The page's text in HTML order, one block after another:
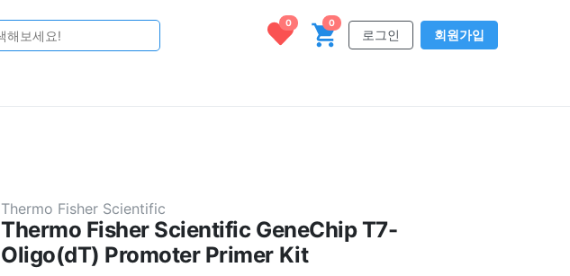
0 0
로그인 회원가입
Thermo Fisher Scientific
Thermo Fisher Scientific GeneChip T7-
Oligo(dT) Promoter Primer Kit